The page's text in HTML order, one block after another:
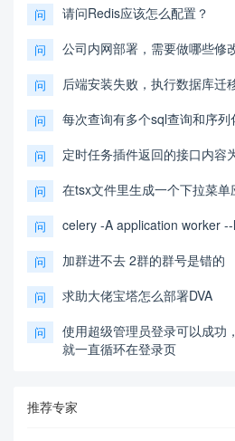
问 请问Redis应该怎么配置？
问 公司内网部署，需要做哪些修
问 后端安装失败，执行数据库迁
问 每次查询有多个sql查询和序
问 定时任务插件返回的接口内容
问 在tsx文件里生成一个下拉菜单
问 celery -A application worker
问 加群进不去 2群的群号是错的
问 求助大佬宝塔怎么部署DVA
问
使用超级管理员登录可以成功
就一直循环在登录页
推荐专家